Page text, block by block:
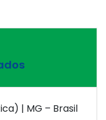
| MG – Brasil